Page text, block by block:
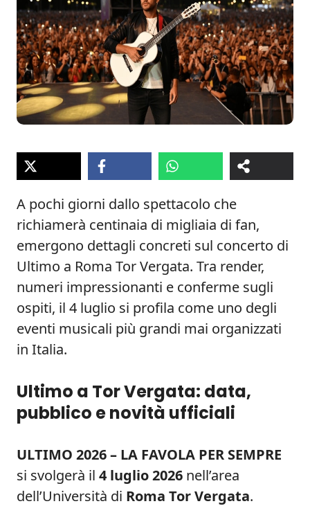
A pochi giorni dallo spettacolo che
richiamerà centinaia di migliaia di fan,
emergono dettagli concreti sul concerto di
Ultimo a Roma Tor Vergata. Tra render,
numeri impressionanti e conferme sugli
ospiti, il 4 luglio si profila come uno degli
eventi musicali più grandi mai organizzati
in Italia.
Ultimo a Tor Vergata: data,
pubblico e novità ufficiali
ULTIMO 2026 – LA FAVOLA PER SEMPRE
si svolgerà il 4 luglio 2026 nell’area
dell’Università di Roma Tor Vergata.